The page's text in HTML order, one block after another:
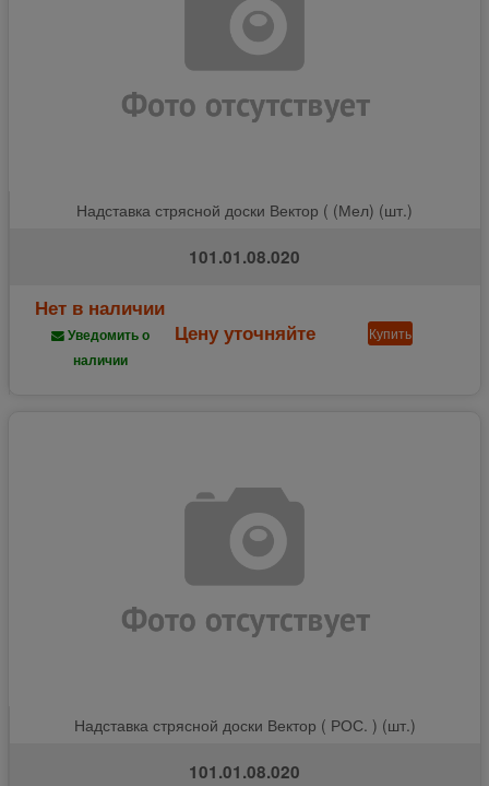
Надставка стрясной доски Вектор ( (Мел) (шт.)
101.01.08.020
Нет в наличии
Уведомить о
наличии
Цену уточняйте Купить
Надставка стрясной доски Вектор ( РОС. ) (шт.)
101.01.08.020